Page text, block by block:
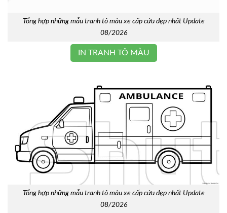
Tổng hợp những mẫu tranh tô màu xe cấp cứu đẹp nhất Update
08/2026
IN TRANH TÔ MÀU
Tổng hợp những mẫu tranh tô màu xe cấp cứu đẹp nhất Update
08/2026